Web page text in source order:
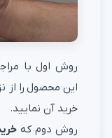
روش اول با
این محصول را
خرید آن نمایید.
روش دوم که